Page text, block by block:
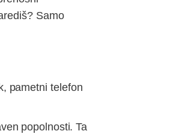
Samo
pametni telefon
popolnosti. Ta